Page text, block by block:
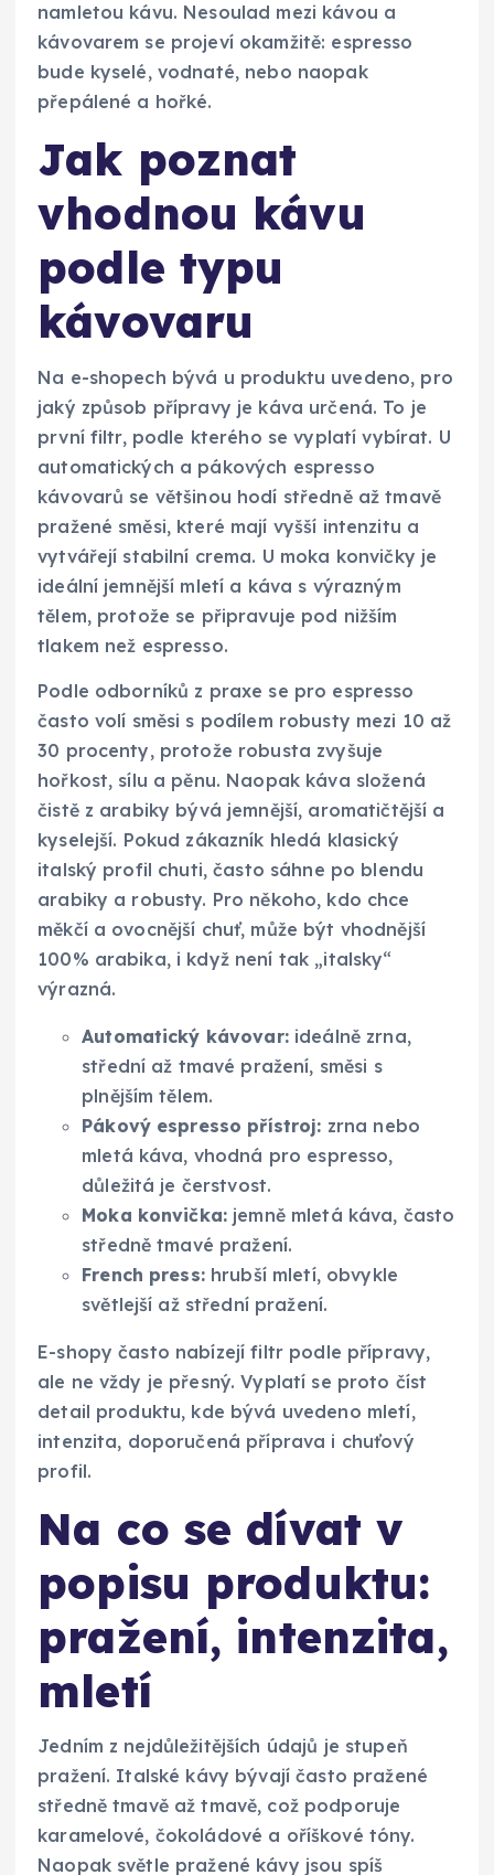
namletou kávu. Nesoulad mezi kávou a
kávovarem se projeví okamžitě: espresso
bude kyselé, vodnaté, nebo naopak
přepálené a hořké.
Jak poznat
vhodnou kávu
podle typu
kávovaru
Na e-shopech bývá u produktu uvedeno, pro
jaký způsob přípravy je káva určená. To je
první filtr, podle kterého se vyplatí vybírat. U
automatických a pákových espresso
kávovarů se většinou hodí středně až tmavě
pražené směsi, které mají vyšší intenzitu a
vytvářejí stabilní crema. U moka konvičky je
ideální jemnější mletí a káva s výrazným
tělem, protože se připravuje pod nižším
tlakem než espresso.
Podle odborníků z praxe se pro espresso
často volí směsi s podílem robusty mezi 10 až
30 procenty, protože robusta zvyšuje
hořkost, sílu a pěnu. Naopak káva složená
čistě z arabiky bývá jemnější, aromatičtější a
kyselejší. Pokud zákazník hledá klasický
italský profil chuti, často sáhne po blendu
arabiky a robusty. Pro někoho, kdo chce
měkčí a ovocnější chuť, může být vhodnější
100% arabika, i když není tak „italsky“
výrazná.
Automatický kávovar:ideálně zrna,
střední až tmavé pražení, směsi s
plnějším tělem.
Pákový espresso přístroj: zrna nebo
mletá káva, vhodná pro espresso,
důležitá je čerstvost.
Moka konvička: jemně mletá káva, často
středně tmavé pražení.
French press:hrubší mletí, obvykle
světlejší až střední pražení.
E-shopy často nabízejí filtr podle přípravy,
ale ne vždy je přesný. Vyplatí se proto číst
detail produktu, kde bývá uvedeno mletí,
intenzita, doporučená příprava i chuťový
profil.
Na co se dívat v
popisu produktu:
pražení, intenzita,
mletí
Jedním z nejdůležitějších údajů je stupeň
pražení. Italské kávy bývají často pražené
středně tmavě až tmavě, což podporuje
karamelové, čokoládové a oříškové tóny.
Naopak světle pražené kávy jsou spíš